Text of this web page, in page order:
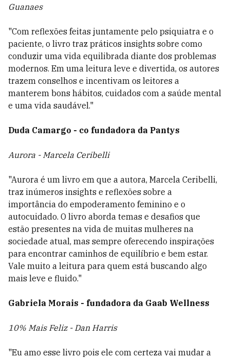
Guanaes
"Com reflexões feitas juntamente pelo psiquiatra e o
paciente, o livro traz práticos insights sobre como
conduzir uma vida equilibrada diante dos problemas
modernos. Em uma leitura leve e divertida, os autores
trazem conselhos e incentivam os leitores a
manterem bons hábitos, cuidados com a saúde mental
e uma vida saudável."
Duda Camargo - co fundadora da Pantys
Aurora - Marcela Ceribelli
"Aurora é um livro em que a autora, Marcela Ceribelli,
traz inúmeros insights e reflexões sobre a
importância do empoderamento feminino e o
autocuidado. O livro aborda temas e desafios que
estão presentes na vida de muitas mulheres na
sociedade atual, mas sempre oferecendo inspirações
para encontrar caminhos de equilíbrio e bem estar.
Vale muito a leitura para quem está buscando algo
mais leve e fluido."
Gabriela Morais - fundadora da Gaab Wellness
10% Mais Feliz - Dan Harris
"Eu amo esse livro pois ele com certeza vai mudar a